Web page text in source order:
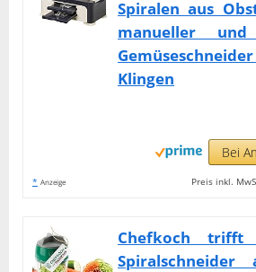
Spiralen aus
manueller und
Klingen
Bei
* Anzeige Preis inkl.
Chefkoch trifft